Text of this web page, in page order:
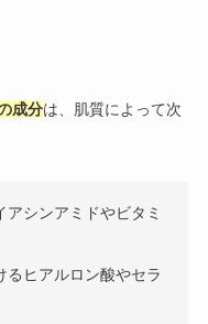
成分は、肌質によって次
アシンアミドやビタミ
るヒアルロン酸やセラ